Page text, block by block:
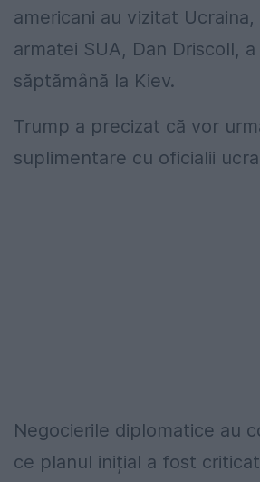
americani au vizitat
armatei SUA, Dan Driscoll,
săptămână la Kiev.
Trump a precizat că vor
suplimentare cu oficialii
Negocierile diplomatice au
ce planul inițial a fost